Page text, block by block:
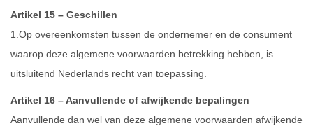
Artikel 15 – Geschillen
1.Op overeenkomsten tussen de ondernemer en de consument
waarop deze algemene voorwaarden betrekking hebben, is
uitsluitend Nederlands recht van toepassing.
Artikel 16 – Aanvullende of afwijkende bepalingen
Aanvullende dan wel van deze algemene voorwaarden afwijkende